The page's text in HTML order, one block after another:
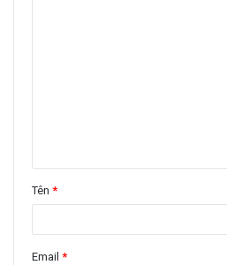
Tên *
Email *